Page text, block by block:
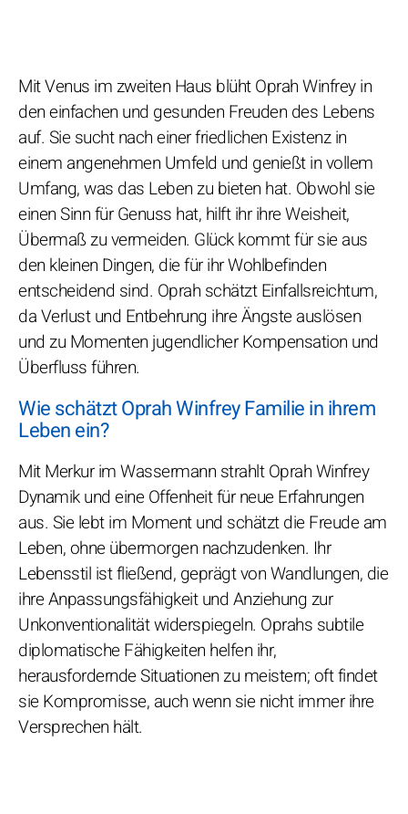
Mit Venus im zweiten Haus blüht Oprah Winfrey in
den einfachen und gesunden Freuden des Lebens
auf. Sie sucht nach einer friedlichen Existenz in
einem angenehmen Umfeld und genießt in vollem
Umfang, was das Leben zu bieten hat. Obwohl sie
einen Sinn für Genuss hat, hilft ihr ihre Weisheit,
Übermaß zu vermeiden. Glück kommt für sie aus
den kleinen Dingen, die für ihr Wohlbefinden
entscheidend sind. Oprah schätzt Einfallsreichtum,
da Verlust und Entbehrung ihre Ängste auslösen
und zu Momenten jugendlicher Kompensation und
Überfluss führen.
Wie schätzt Oprah Winfrey Familie in ihrem
Leben ein?
Mit Merkur im Wassermann strahlt Oprah Winfrey
Dynamik und eine Offenheit für neue Erfahrungen
aus. Sie lebt im Moment und schätzt die Freude am
Leben, ohne übermorgen nachzudenken. Ihr
Lebensstil ist fließend, geprägt von Wandlungen, die
ihre Anpassungsfähigkeit und Anziehung zur
Unkonventionalität widerspiegeln. Oprahs subtile
diplomatische Fähigkeiten helfen ihr,
herausfordernde Situationen zu meistern; oft findet
sie Kompromisse, auch wenn sie nicht immer ihre
Versprechen hält.